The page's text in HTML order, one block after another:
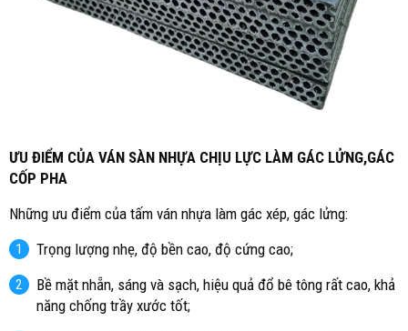
ƯU ĐIỂM CỦA VÁN SÀN NHỰA CHỊU LỰC LÀM GÁC LỬNG,GÁC
CỐP PHA
Những ưu điểm của tấm ván nhựa làm gác xép, gác lửng:
Trọng lượng nhẹ, độ bền cao, độ cứng cao;
Bề mặt nhẵn, sáng và sạch, hiệu quả đổ bê tông rất cao, khả
năng chống trầy xước tốt;